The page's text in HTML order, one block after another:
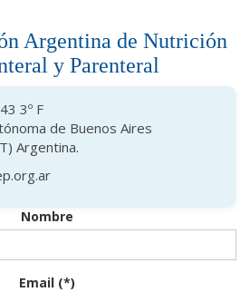
Argentina de Nutrición
y Parenteral
3º F
de Buenos Aires
Argentina.
Nombre
Email (*)